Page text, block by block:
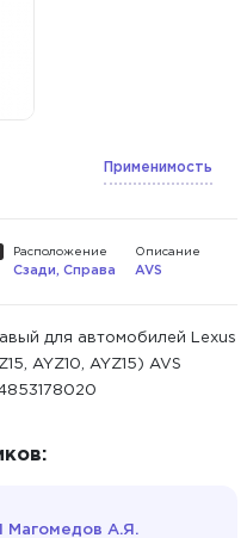
Применимость
Расположение
Сзади, Справа
Описание
AVS
для автомобилей Lexus
AYZ10, AYZ15) AVS
Магомедов А.Я.